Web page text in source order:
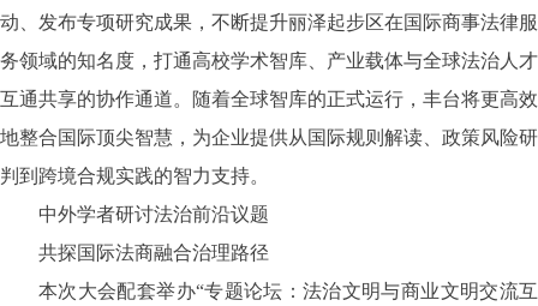
动、发布专项研究成果，不断提升丽泽起步区在国际商事法律服
务领域的知名度，打通高校学术智库、产业载体与全球法治人才
互通共享的协作通道。随着全球智库的正式运行，丰台将更高效
地整合国际顶尖智慧，为企业提供从国际规则解读、政策风险研
判到跨境合规实践的智力支持。
中外学者研讨法治前沿议题
共探国际法商融合治理路径
本次大会配套举办“专题论坛：法治文明与商业文明交流互